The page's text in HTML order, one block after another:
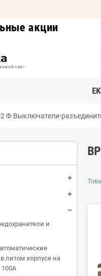
акции
Ф Выключатели-
и
литом корпусе на
100А